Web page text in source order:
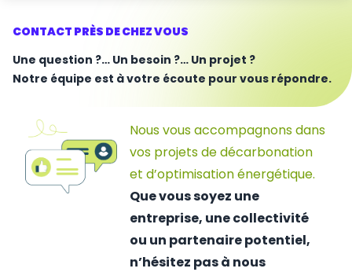
CONTACT PRÈS DE CHEZ VOUS
Une question ?… Un besoin ?… Un projet ?
Notre équipe est à votre écoute pour vous répondre.
Nous vous accompagnons dans
vos projets de décarbonation
et d’optimisation énergétique.
Que vous soyez une
entreprise, une collectivité
ou un partenaire potentiel,
n’hésitez pas à nous